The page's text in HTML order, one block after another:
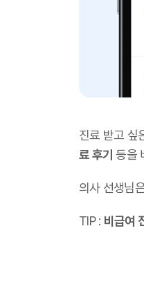
진료 받고 싶
료 후기 등을
의사 선생님
TIP : 비급여